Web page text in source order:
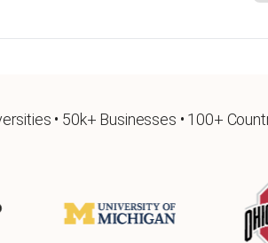
• 50k+ Businesses • 100+